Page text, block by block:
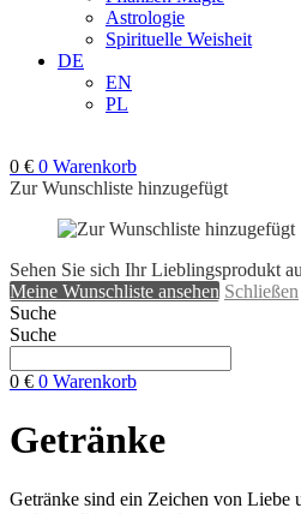
Astrologie
Spirituelle Weisheit
DE
EN
PL
0 € 0 Warenkorb
Zur Wunschliste hinzugefügt
Sehen Sie sich Ihr Lieblingsprodukt
Meine Wunschliste ansehen Schließen
Suche
Suche
0 € 0 Warenkorb
Getränke
Getränke sind ein Zeichen von Liebe